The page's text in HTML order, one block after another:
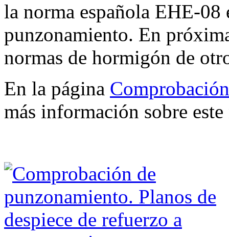
la norma española EHE-
punzonamiento. En
normas de hormigón de
En la página
más información sobre